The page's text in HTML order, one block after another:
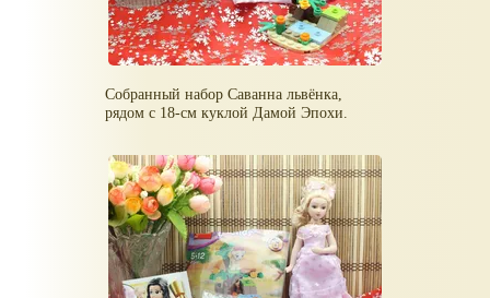
Собранный набор Саванна львёнка,
рядом с 18-см куклой Дамой Эпохи.